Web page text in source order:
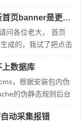
php语句、多e
模板下载网站
），选择喜好的
人工测试过的模板，
板压缩包，上传文件
海洋cms海洋默认模板首页banner是更具什么来推荐生成的
问各位老大， 首页
成的，我试了把点击
入了首页的banner
解决方法： 每个模
调用的内容来决定。
合模板标签检查
数据库
，根据安装包内伪
的伪静态规则后台
使用Apache的伪静态
直提示数据库连接失
动采集报错